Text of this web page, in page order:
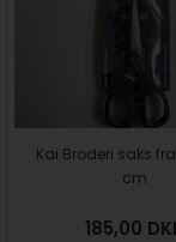
Kai Broderi saks fra
cm
185,00